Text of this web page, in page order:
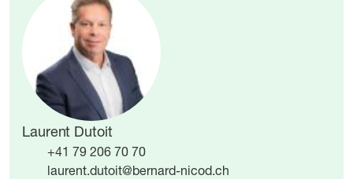
Laurent Dutoit
+41 79 206 70 70
laurent.dutoit@bernard-nicod.ch